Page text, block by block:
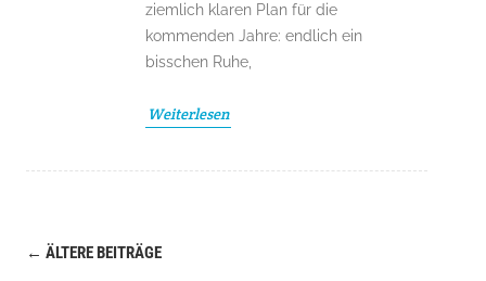
ziemlich klaren Plan für die
kommenden Jahre: endlich ein
bisschen Ruhe,
Weiterlesen
← ÄLTERE BEITRÄGE